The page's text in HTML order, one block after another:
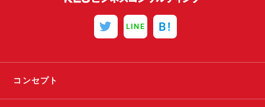
LINE B!
コンセプト